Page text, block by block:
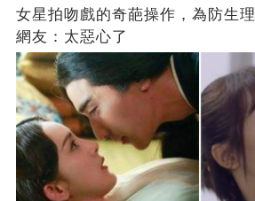
女星拍吻戲的奇葩操作，為防生
網友：太惡心了